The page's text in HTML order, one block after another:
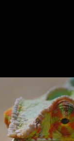
TOYS INTERACTIVE
TOYS VFX